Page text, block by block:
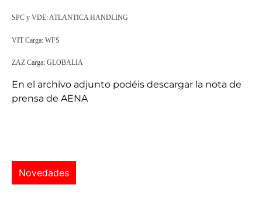
SPC y VDE: ATLANTICA HANDLING
VIT Carga: WFS
ZAZ Carga: GLOBALIA
En el archivo adjunto podéis descargar la nota de
prensa de AENA
Novedades